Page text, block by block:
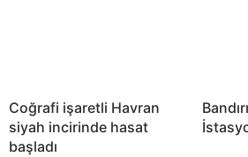
Coğrafi işaretli Havran
siyah incirinde hasat
başladı